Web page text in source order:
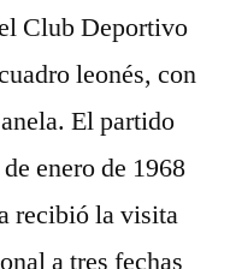
Club Deportivo
leonés, con
El partido
enero de 1968
recibió la visita
a tres fechas